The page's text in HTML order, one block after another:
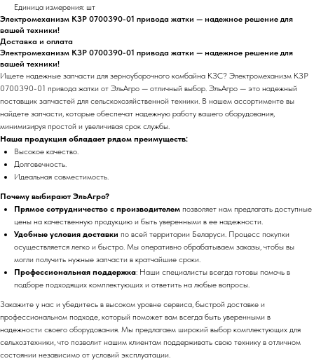
Единица измерения: шт
Электромеханизм КЗР 0700390-01 привода жатки — надежное решение для
вашей техники!
Доставка и оплата
Электромеханизм КЗР 0700390-01 привода жатки — надежное решение для
вашей техники!
Ищете надежные запчасти для зерноуборочного комбайна КЗС? Электромеханизм КЗР
0700390-01 привода жатки от ЭльАгро — отличный выбор. ЭльАгро — это надежный
поставщик запчастей для сельскохозяйственной техники. В нашем ассортименте вы
найдете запчасти, которые обеспечат надежную работу вашего оборудования,
минимизируя простой и увеличивая срок службы.
Наша продукция обладает рядом преимуществ:
Высокое качество.
Долговечность.
Идеальная совместимость.
Почему выбирают ЭльАгро?
Прямое сотрудничество с производителем позволяет нам предлагать доступные
цены на качественную продукцию и быть уверенными в ее надежности.
Удобные условия доставки по всей территории Беларуси. Процесс покупки
осуществляется легко и быстро. Мы оперативно обрабатываем заказы, чтобы вы
могли получить нужные запчасти в кратчайшие сроки.
Профессиональная поддержка: Наши специалисты всегда готовы помочь в
подборе подходящих комплектующих и ответить на любые вопросы.
Закажите у нас и убедитесь в высоком уровне сервиса, быстрой доставке и
профессиональном подходе, который поможет вам всегда быть уверенными в
надежности своего оборудования. Мы предлагаем широкий выбор комплектующих для
сельхозтехники, что позволит нашим клиентам поддерживать свою технику в отличном
состоянии независимо от условий эксплуатации.